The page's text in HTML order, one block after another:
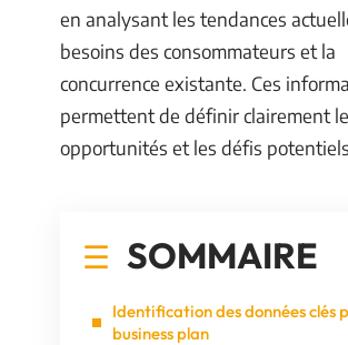
en analysant les tendances
besoins des consommateurs et la
concurrence existante. Ces
permettent de définir clairement
opportunités et les défis
SOMMAIRE
Identification des données clés
business plan